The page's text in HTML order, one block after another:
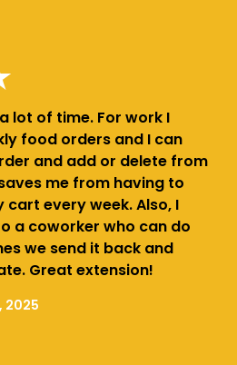
lot of time. For work I
food orders and I can
and add or delete from
me from having to
every week. Also, I
a coworker who can do
we send it back and
Great extension!
2025